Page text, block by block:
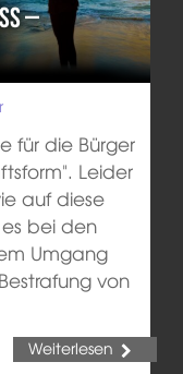
–
für die Bürger
Leider
auf diese
bei den
Umgang
von
Weiterlesen